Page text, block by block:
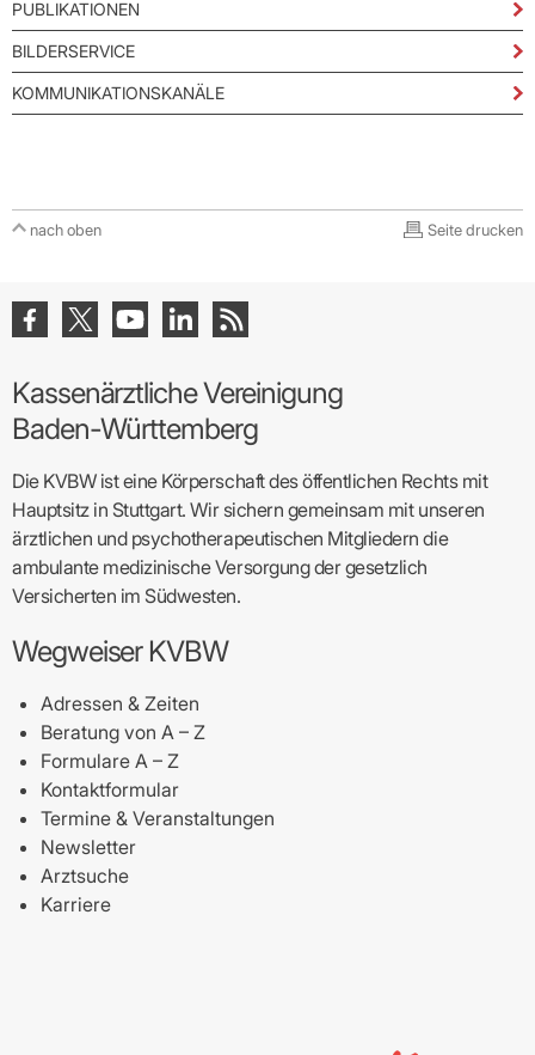
PUBLIKATIONEN
BILDERSERVICE
KOMMUNIKATIONSKANÄLE
nach oben Seite drucken
Kassenärztliche Vereinigung
Baden-Württemberg
Die KVBW ist eine Körperschaft des öffentlichen Rechts mit
Hauptsitz in Stuttgart. Wir sichern gemeinsam mit unseren
ärztlichen und psychotherapeutischen Mitgliedern die
ambulante medizinische Versorgung der gesetzlich
Versicherten im Südwesten.
Wegweiser KVBW
Adressen & Zeiten
Beratung von A – Z
Formulare A – Z
Kontaktformular
Termine & Veranstaltungen
Newsletter
Arztsuche
Karriere